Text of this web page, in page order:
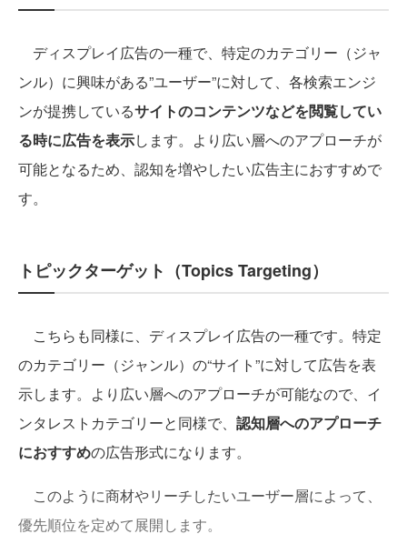
ディスプレイ広告の一種で、特定のカテゴリー（ジャ
ンル）に興味がある”ユーザー”に対して、各検索エンジ
ンが提携しているサイトのコンテンツなどを閲覧してい
る時に広告を表示します。より広い層へのアプローチが
可能となるため、認知を増やしたい広告主におすすめで
す。
トピックターゲット（Topics Targeting）
こちらも同様に、ディスプレイ広告の一種です。特定
のカテゴリー（ジャンル）の“サイト”に対して広告を表
示します。より広い層へのアプローチが可能なので、イ
ンタレストカテゴリーと同様で、 認知層へのアプローチ
におすすめの広告形式になります。
このように商材やリーチしたいユーザー層によって、
優先順位を定めて展開します。